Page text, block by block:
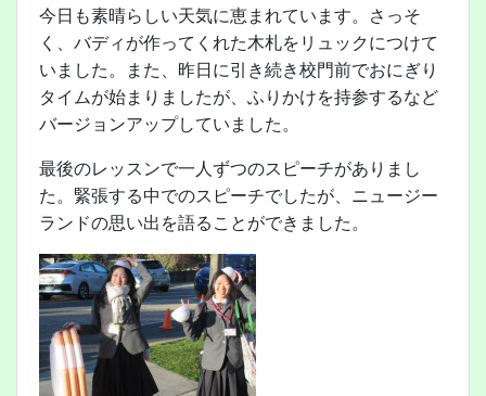
今日も素晴らしい天気に恵まれています。さっそ
く、バディが作ってくれた木札をリュックにつけて
いました。また、昨日に引き続き校門前でおにぎり
タイムが始まりましたが、ふりかけを持参するなど
バージョンアップしていました。
最後のレッスンで一人ずつのスピーチがありまし
た。緊張する中でのスピーチでしたが、ニュージー
ランドの思い出を語ることができました。